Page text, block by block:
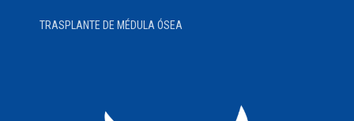
TRASPLANTE DE MÉDULA ÓSEA